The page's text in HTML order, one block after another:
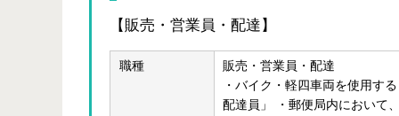
【販売・営業員・配達】
職種
販売・営業員・配達
・バイク・軽四車両を使用す
配達員」 ・郵便局内において